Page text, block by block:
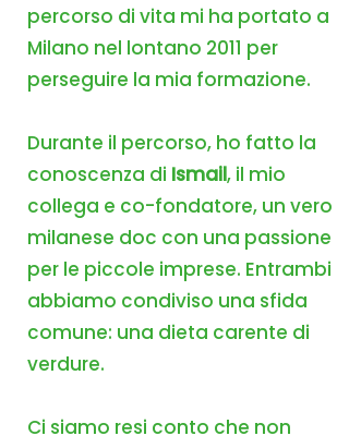
percorso di vita mi ha portato a
Milano nel lontano 2011 per
perseguire la mia formazione.
Durante il percorso, ho fatto la
conoscenza di Ismail, il mio
collega e co-fondatore, un vero
milanese doc con una passione
per le piccole imprese. Entrambi
abbiamo condiviso una sfida
comune: una dieta carente di
verdure.
Ci siamo resi conto che non